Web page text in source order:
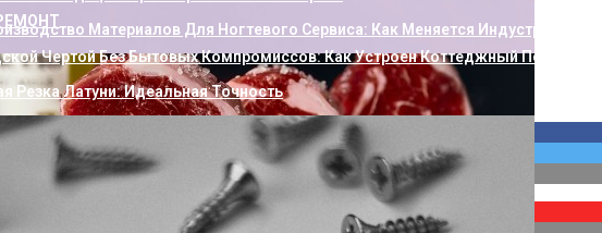
Стим: Способы, Нюансы И Самые Выгодные Решения
Материалов Для Ногтевого Сервиса: Как Меняется Индустрия УФ-
Чертой Без Бытовых Компромиссов: Как Устроен Коттеджный Посёлок
Резка Латуни: Идеальная Точность